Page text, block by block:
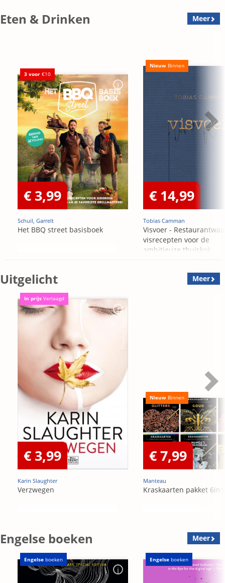
Eten & Drinken Meer
3 voor €10
€ 3,99
Schuil, Garrelt
Het BBQ street basisboek
Nieuw Binnen
€ 14,99
Tobias Camman
Visvoer -
visrecepten voor de
ambitieuze thuiskok
Uitgelicht Meer
In prijs Verlaagd
€ 3,99
Karin Slaughter
Verzwegen
Nieuw Binnen
€ 7,99
Manteau
Kraskaarten pakket 6in1
Engelse boeken Meer
Engelse boeken Engelse boeken